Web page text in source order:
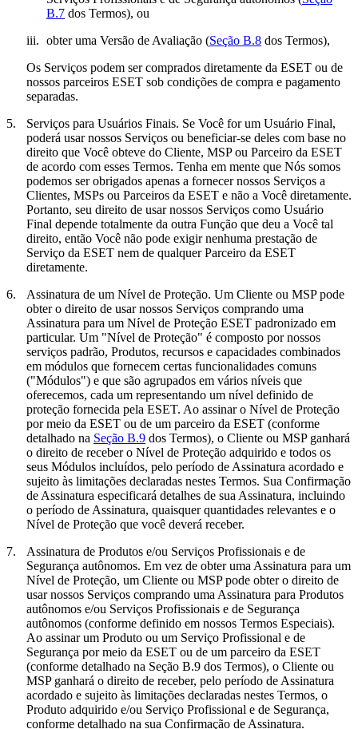
B.7 dos Termos), ou
iii. obter uma Versão de Avaliação (Seção B.8 dos Termos),
Os Serviços podem ser comprados diretamente da ESET ou de
nossos parceiros ESET sob condições de compra e pagamento
separadas.
5.
Serviços para Usuários Finais. Se Você for um Usuário Final,
poderá usar nossos Serviços ou beneficiar-se deles com base no
direito que Você obteve do Cliente, MSP ou Parceiro da ESET
de acordo com esses Termos. Tenha em mente que Nós somos
podemos ser obrigados apenas a fornecer nossos Serviços a
Clientes, MSPs ou Parceiros da ESET e não a Você diretamente.
Portanto, seu direito de usar nossos Serviços como Usuário
Final depende totalmente da outra Função que deu a Você tal
direito, então Você não pode exigir nenhuma prestação de
Serviço da ESET nem de qualquer Parceiro da ESET
diretamente.
6.
Assinatura de um Nível de Proteção. Um Cliente ou MSP pode
obter o direito de usar nossos Serviços comprando uma
Assinatura para um Nível de Proteção ESET padronizado em
particular. Um "Nível de Proteção" é composto por nossos
serviços padrão, Produtos, recursos e capacidades combinados
em módulos que fornecem certas funcionalidades comuns
("Módulos") e que são agrupados em vários níveis que
oferecemos, cada um representando um nível definido de
proteção fornecida pela ESET. Ao assinar o Nível de Proteção
por meio da ESET ou de um parceiro da ESET (conforme
detalhado na Seção B.9 dos Termos), o Cliente ou MSP ganhará
o direito de receber o Nível de Proteção adquirido e todos os
seus Módulos incluídos, pelo período de Assinatura acordado e
sujeito às limitações declaradas nestes Termos. Sua Confirmação
de Assinatura especificará detalhes de sua Assinatura, incluindo
o período de Assinatura, quaisquer quantidades relevantes e o
Nível de Proteção que você deverá receber.
7.
Assinatura de Produtos e/ou Serviços Profissionais e de
Segurança autônomos. Em vez de obter uma Assinatura para um
Nível de Proteção, um Cliente ou MSP pode obter o direito de
usar nossos Serviços comprando uma Assinatura para Produtos
autônomos e/ou Serviços Profissionais e de Segurança
autônomos (conforme definido em nossos Termos Especiais).
Ao assinar um Produto ou um Serviço Profissional e de
Segurança por meio da ESET ou de um parceiro da ESET
(conforme detalhado na Seção B.9 dos Termos), o Cliente ou
MSP ganhará o direito de receber, pelo período de Assinatura
acordado e sujeito às limitações declaradas nestes Termos, o
Produto adquirido e/ou Serviço Profissional e de Segurança,
conforme detalhado na sua Confirmação de Assinatura.